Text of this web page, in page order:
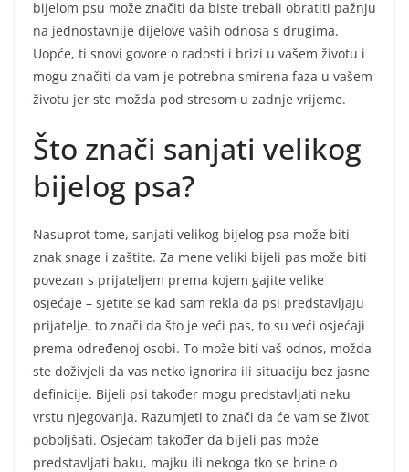
bijelom psu može značiti da biste trebali obratiti pažnju
na jednostavnije dijelove vaših odnosa s drugima.
Uopće, ti snovi govore o radosti i brizi u vašem životu i
mogu značiti da vam je potrebna smirena faza u vašem
životu jer ste možda pod stresom u zadnje vrijeme.
Što znači sanjati velikog
bijelog psa?
Nasuprot tome, sanjati velikog bijelog psa može biti
znak snage i zaštite. Za mene veliki bijeli pas može biti
povezan s prijateljem prema kojem gajite velike
osjećaje – sjetite se kad sam rekla da psi predstavljaju
prijatelje, to znači da što je veći pas, to su veći osjećaji
prema određenoj osobi. To može biti vaš odnos, možda
ste doživjeli da vas netko ignorira ili situaciju bez jasne
definicije. Bijeli psi također mogu predstavljati neku
vrstu njegovanja. Razumjeti to znači da će vam se život
poboljšati. Osjećam također da bijeli pas može
predstavljati baku, majku ili nekoga tko se brine o